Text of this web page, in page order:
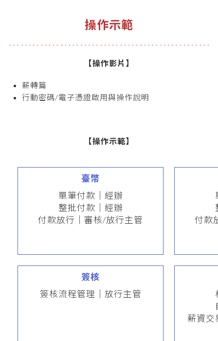
操作示範
【操作影片】
薪轉篇
行動密碼/電子憑證啟用與操作說明
【操作示範】
臺幣
單筆付款｜經辦
整批付款｜經辦
付款放行｜審核/放行主管
付款
簽核
簽核流程管理｜放行主管
薪資交